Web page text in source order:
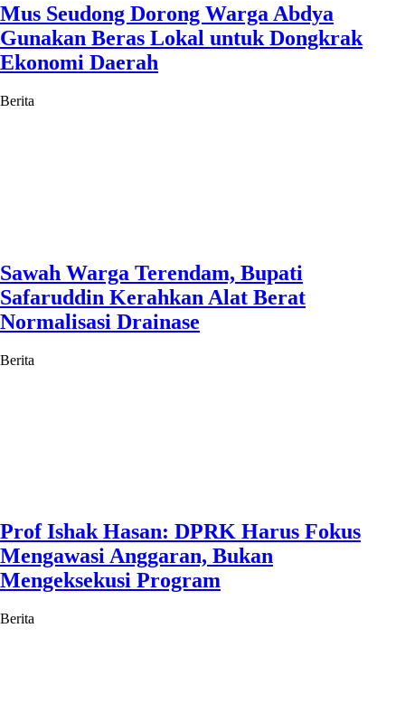
Mus Seudong Dorong Warga Abdya
Gunakan Beras Lokal untuk Dongkrak
Ekonomi Daerah
Berita
Sawah Warga Terendam, Bupati
Safaruddin Kerahkan Alat Berat
Normalisasi Drainase
Berita
Prof Ishak Hasan: DPRK Harus Fokus
Mengawasi Anggaran, Bukan
Mengeksekusi Program
Berita